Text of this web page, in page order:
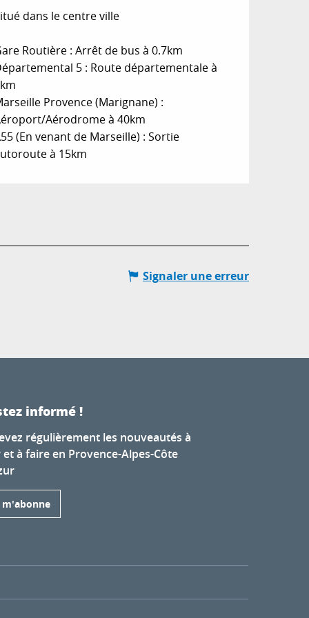
dans le centre ville
Routière : Arrêt de bus à 0.7km
5 : Route départementale à
Provence (Marignane) :
Aérodrome à 40km
(En venant de Marseille) : Sortie
à 15km
Signaler une erreur
informé !
régulièrement les nouveautés à
à faire en Provence-Alpes-Côte
m'abonne